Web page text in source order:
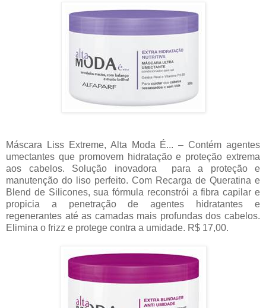
Máscara Liss Extreme, Alta Moda É... – Contém agentes
umectantes que promovem hidratação e proteção extrema
aos cabelos. Solução inovadora para a proteção e
manutenção do liso perfeito. Com Recarga de Queratina e
Blend de Silicones, sua fórmula reconstrói a fibra capilar e
propicia a penetração de agentes hidratantes e
regenerantes até as camadas mais profundas dos cabelos.
Elimina o frizz e protege contra a umidade. R$ 17,00.